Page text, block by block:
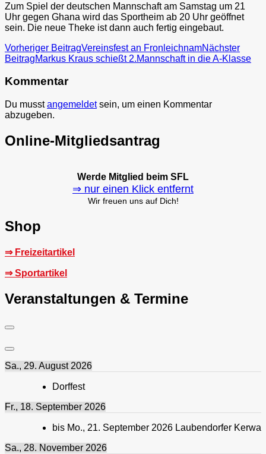
Zum Spiel der deutschen Mannschaft am Samstag um 21
Uhr gegen Ghana wird das Sportheim ab 20 Uhr geöffnet
sein. Die neue Theke ist dann auch fertig eingebaut.
Beitragsnavigation
Vorheriger BeitragVereinsfest an FronleichnamNächster
BeitragMarkus Kraus schießt 2.Mannschaft in die A-Klasse
Kommentar
Du musstangemeldetsein, um einen Kommentar
abzugeben.
Online-Mitgliedsantrag
Werde Mitglied beim SFL
⇒ nur einen Klick entfernt
Wir freuen uns auf Dich!
Shop
⇒ Freizeitartikel
⇒ Sportartikel
Veranstaltungen & Termine
Sa., 29. August 2026
Dorffest
Fr., 18. September 2026
bis Mo., 21. September 2026 Laubendorfer Kerwa
Sa., 28. November 2026